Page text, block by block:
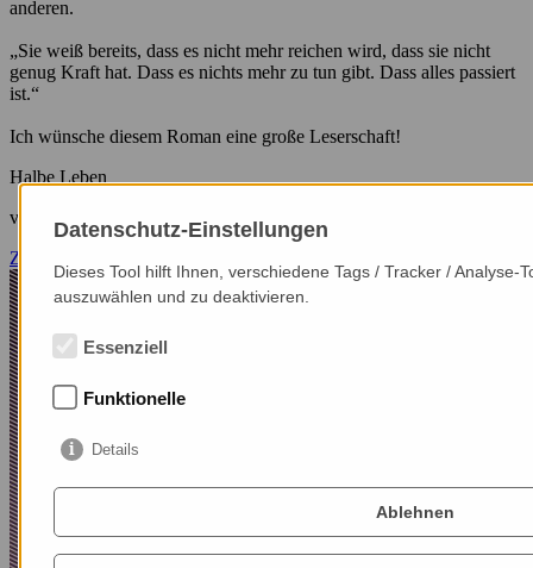
anderen.
„Sie weiß bereits, dass es nicht mehr reichen wird, dass sie nicht
genug Kraft hat. Dass es nichts mehr zu tun gibt. Dass alles passiert
ist.“
Ich wünsche diesem Roman eine große Leserschaft!
Halbe Leben
von Susanne Gregor
Zum Buch im Shop
Datenschutz-Einstellungen
Dieses Tool hilft Ihnen, verschiedene Tags / Tracker / Analyse-
auszuwählen und zu deaktivieren.
Essenziell
Funktionelle
Details
Ablehnen